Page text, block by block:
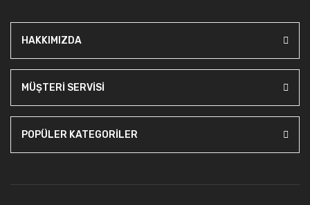
HAKKIMIZDA
MÜŞTERİ SERVİSİ
POPÜLER KATEGORİLER